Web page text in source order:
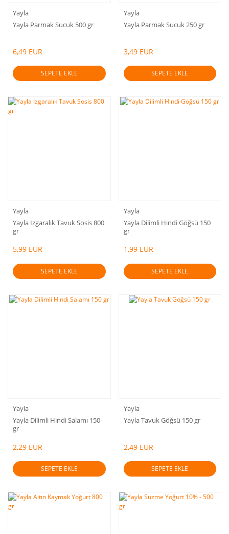
Yayla
Yayla Parmak Sucuk 500 gr
6,49 EUR
SEPETE EKLE
Yayla
Yayla Parmak Sucuk 250 gr
3,49 EUR
SEPETE EKLE
Yayla
Yayla Izgaralık Tavuk Sosis 800
gr
5,99 EUR
SEPETE EKLE
Yayla
Yayla Dilimli Hindi Göğsü 150
gr
1,99 EUR
SEPETE EKLE
Yayla
Yayla Dilimli Hindi Salamı 150
gr
2,29 EUR
SEPETE EKLE
Yayla
Yayla Tavuk Göğsü 150 gr
2,49 EUR
SEPETE EKLE